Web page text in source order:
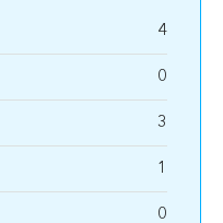
0
4
3
0
1